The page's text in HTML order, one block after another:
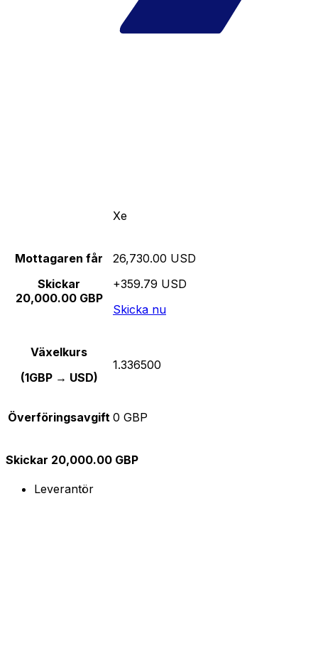
Xe
Mottagaren får
Skickar
20,000.00 GBP
26,730.00 USD
+359.79 USD
Skicka nu
Växelkurs
(1GBP → USD)
1.336500
Överföringsavgift 0 GBP
Skickar 20,000.00 GBP
Leverantör